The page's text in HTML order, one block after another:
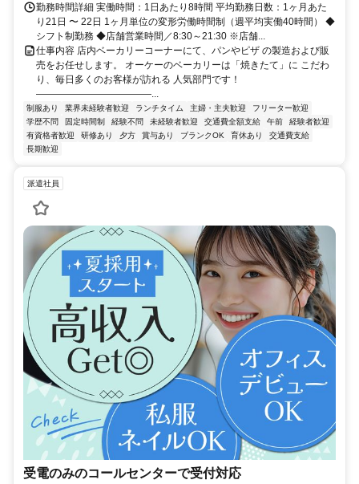
ＪＲ中央線「高円寺駅」北口から国際興行バス（赤31・31-2）大和
町経由赤羽駅東口行き「武蔵野病院」バス停下車
勤務時間詳細 実働時間：1日あたり8時間 平均勤務日数：1ヶ月あた
り21日 〜 22日 1ヶ月単位の変形労働時間制（週平均実働40時間） ◆
シフト制勤務 ◆店舗営業時間／8:30～21:30 ※店舗...
仕事内容 店内ベーカリーコーナーにて、パンやピザ の製造および販
売をお任せします。 オーケーのベーカリーは「焼きたて」に こだわ
り、毎日多くのお客様が訪れる 人気部門です！
――――――――――――...
制服あり 業界未経験者歓迎 ランチタイム 主婦・主夫歓迎
フリーター歓迎
学歴不問
固定時間制 経験不問 未経験者歓迎 交通費全額支給 午前
経験者歓迎
有資格者歓迎
研修あり 夕方 賞与あり ブランクOK 育休あり
交通費支給
長期歓迎
派遣社員
受電のみのコールセンターで受付対応